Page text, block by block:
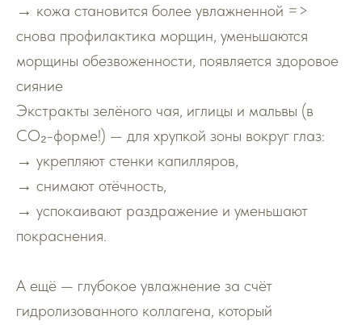
→ кожа становится более увлажненной =>
снова профилактика морщин, уменьшаются
морщины обезвоженности, появляется здоровое
сияние
Экстракты зелёного чая, иглицы и мальвы (в
СО₂-форме!) — для хрупкой зоны вокруг глаз:
→ укрепляют стенки капилляров,
→ снимают отёчность,
→ успокаивают раздражение и уменьшают
покраснения.
А ещё — глубокое увлажнение за счёт
гидролизованного коллагена, который